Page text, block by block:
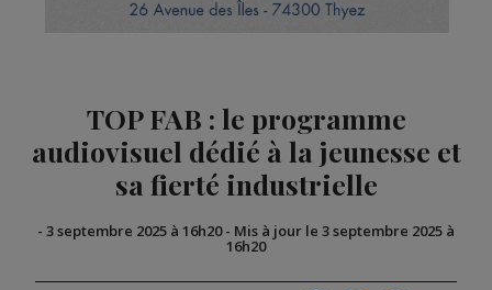
TOP FAB : le programme
audiovisuel dédié à la jeunesse et
sa fierté industrielle
- 3 septembre 2025 à 16h20- Mis à jour le 3 septembre 2025 à
16h20